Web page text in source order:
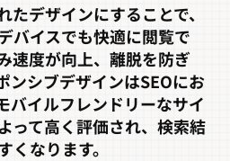
たデザインにすることで、
バイスでも快適に閲覧で
速度が向上、離脱を防ぎ
ンシブデザインはSEOにお
バイルフレンドリーなサイ
って高く評価され、検索結
くなります。